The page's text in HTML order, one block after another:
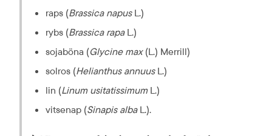
raps (Brassica napus L.)
rybs (Brassica rapa L.)
sojaböna (Glycine max (L.) Merrill)
solros (Helianthus annuus L.)
lin (Linum usitatissimum L.)
vitsenap (Sinapis alba L.).